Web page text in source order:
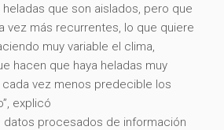
que son aislados, pero que
vez más recurrentes, lo que quiere
muy variable el clima,
hacen que haya heladas muy
vez menos predecible los
explicó
datos procesados de información